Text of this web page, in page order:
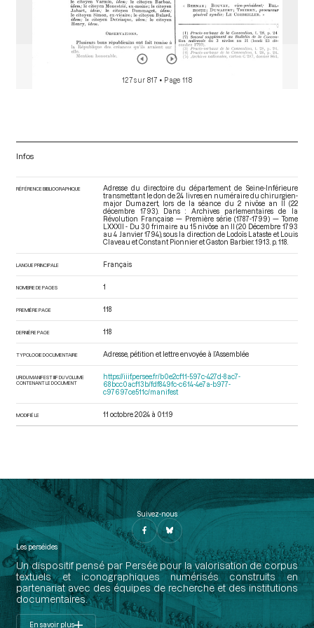
127 sur 817 • Page 118
Infos
RÉFÉRENCE BIBLIOGRAPHIQUE
Adresse du directoire du département de Seine-Inférieure
transmettant le don de 24 livres en numéraire du chirurgien-
major Dumazert, lors de la séance du 2 nivôse an II (22
décembre 1793). Dans : Archives parlementaires de la
Révolution Française — Première série (1787-1799) — Tome
LXXXII - Du 30 frimaire au 15 nivôse an II (20 Décembre 1793
au 4 Janvier 1794), sous la direction de Lodoïs Lataste et Louis
Claveau et Constant Pionnier et Gaston Barbier. 1913. p. 118.
LANGUE PRINCIPALE Français
NOMBRE DE PAGES 1
PREMIÈRE PAGE 118
DERNIÈRE PAGE 118
TYPOLOGIE DOCUMENTAIRE Adresse, pétition et lettre envoyée à l’Assemblée
URI DU MANIFEST IIIF DU VOLUME
CONTENANT LE DOCUMENT
https://iiif.persee.fr/b0e2cf11-597c-427d-8ac7-
68bcc0acf13b/fdf849fc-c614-4e7a-b977-
c97697ce511c/manifest
MODIFIÉ LE 11 octobre 2024 à 01:19
Suivez-nous
Les perséides
Un dispositif pensé par Persée pour la valorisation de corpus
textuels et iconographiques numérisés construits en
partenariat avec des équipes de recherche et des institutions
documentaires.
En savoir plus